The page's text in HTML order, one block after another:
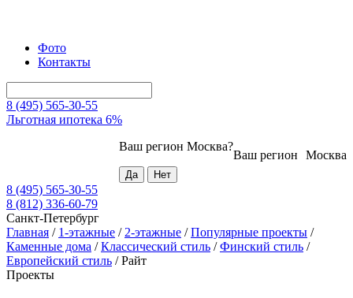
Фото
Контакты
8 (495) 565-30-55
Льготная ипотека 6%
Москва
Ваш регион
Ваш регион Москва?
8 (495) 565-30-55
8 (812) 336-60-79
Санкт-Петербург
Главная / 1-этажные / 2-этажные /Популярные проекты /
Каменные дома /Классический стиль /Финский стиль /
Европейский стиль /Райт
Проекты